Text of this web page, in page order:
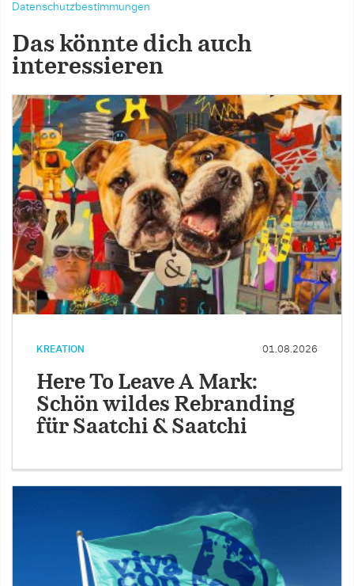
Datenschutzbestimmungen
Das könnte dich auch
interessieren
KREATION 01.08.2026
Here To Leave A Mark:
Schön wildes Rebranding
für Saatchi & Saatchi